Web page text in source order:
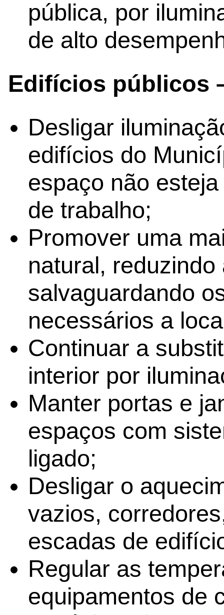
pública, por
de alto
Edifícios públicos
Desligar
edifícios do
espaço não
de trabalho;
Promover uma
natural,
salvaguardando
necessários a
Continuar a
interior por
Manter portas e
espaços com
ligado;
Desligar o
vazios,
escadas de
Regular as
equipamentos de